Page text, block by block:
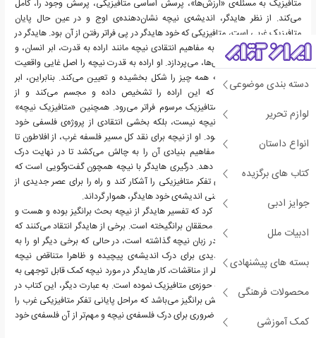
دسته بندی موضوعی
لوازم تحریر
انواع داستان
کتاب های برگزیده
جوایز ادبی
ادبیات ملل
بسته های پیشنهادی
محصولات فرهنگی
کمک آموزشی
متافیزیک به مسئله‌ی «ارزش‌ها»، پرسش اساسی متافیزیکی، پرسش وجود را، کامل
می‌کند. از نظر هایدگر، اندیشه‌ی نیچه نشان‌دهنده‌ی اوج و در عین حال پایان
متافیزیک غربی است، متافیزیکی که خود هایدگر در پی فراتر رفتن از آن بود. هایدگر در
تحلیل خود در این کتاب به مفاهیم انتقادی نیچه مانند اراده به قدرت، ابر انسان، و
ارزیابی مجدد همه‌ی ارزش‌ها، می‌پردازد. او اراده به قدرت نیچه را اصل غایی واقعیت
تفسیر می‌کند، نیرویی که همه چیز را شکل بخشیده و تعیین می‌کند. بنابراین، ابر
انسان شخصیتی است که این اراده را تشخیص داده و مجسم می‌کند و از
محدودیت‌های اخلاق و متافیزیک مرسوم فراتر می‌رود. همچنین «متافیزیک نیچه»
هایدگر فقط تفسیری بر نیچه نیست، بلکه بخشی انتقادی از پروژه‌ی فلسفی خود
هایدگر نیز محسوب می‌شود. او از نیچه برای نقد کل مسیر فلسفه غرب، از افلاطون تا
امروز، استفاده می‌کند و مفاهیم بنیادی آن را به چالش می‌کشد تا در نهایت درک
جدیدی از هستی را ارائه دهد. درگیری هایدگر با نیچه همچون گفت‌وگویی است که
می‌خواهد محدودیت‌های تفکر متافیزیکی را آشکار کند و راه را برای عصر جدیدی از
اندیشه و تفکر فلسفی، یعنی اندیشه‌ی خود هایدگر، هموار گرداند.
همچنین باید خاطر نشان کرد که تفسیر هایدگر از نیچه بحث برانگیز بوده و هست و
مناقشات زیادی را در میان محققان برانگیخته است. برخی از هایدگر انتقاد می‌کنند که
ایده‌های خود را، به زور، در زبان نیچه گذاشته است، در حالی که برخی دیگر او را به
خاطر گشودن راه‌های جدیدی برای درک اندیشه‌ی پیچیده و ظاهرا متناقض نیچه
تحسین می‌کنند. صرف نظر از مناقشات، کار هایدگر در مورد نیچه کمک قابل توجهی به
مطالعه‌ی نیچه و در کل به حوزه‌ی متافیزیک نموده است. به عبارت دیگر، این کتاب در
عین کوتاهی، عمیق و چالش برانگیز می‌باشد که مراحل پایانی تفکر متافیزیکی غرب را
به تصویر می‌کشد و متنی ضروری برای درک فلسفه‌ی نیچه و مهم‌تر از آن فلسفه‌ی خود
هایدگر است.